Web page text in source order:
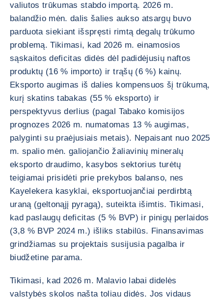
valiutos trūkumas stabdo importą. 2026 m.
balandžio mėn. dalis šalies aukso atsargų buvo
parduota siekiant išspręsti rimtą degalų trūkumo
problemą. Tikimasi, kad 2026 m. einamosios
sąskaitos deficitas didės dėl padidėjusių naftos
produktų (16 % importo) ir trąšų (6 %) kainų.
Eksporto augimas iš dalies kompensuos šį trūkumą,
kurį skatins tabakas (55 % eksporto) ir
perspektyvus derlius (pagal Tabako komisijos
prognozes 2026 m. numatomas 13 % augimas,
palyginti su praėjusiais metais). Nepaisant nuo 2025
m. spalio mėn. galiojančio žaliavinių mineralų
eksporto draudimo, kasybos sektorius turėtų
teigiamai prisidėti prie prekybos balanso, nes
Kayelekera kasyklai, eksportuojančiai perdirbtą
uraną (geltonąjį pyragą), suteikta išimtis. Tikimasi,
kad paslaugų deficitas (5 % BVP) ir pinigų perlaidos
(3,8 % BVP 2024 m.) išliks stabilūs. Finansavimas
grindžiamas su projektais susijusia pagalba ir
biudžetine parama.
Tikimasi, kad 2026 m. Malavio labai didelės
valstybės skolos našta toliau didės. Jos vidaus